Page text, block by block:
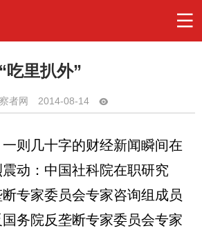
吃里扒外”
者网 2014-08-14
则几十字的财经新闻瞬间在
动：中国社科院在职研究
专家委员会专家咨询组成员
务院反垄断专家委员会专家